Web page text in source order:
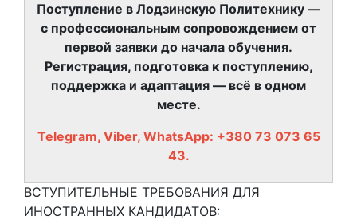
Поступление в Лодзинскую Политехнику —
с профессиональным сопровождением от
первой заявки до начала обучения.
Регистрация, подготовка к поступлению,
поддержка и адаптация — всё в одном
месте.
Telegram, Viber, WhatsApp: +380 73 073 65
43.
ВСТУПИТЕЛЬНЫЕ ТРЕБОВАНИЯ ДЛЯ
ИНОСТРАННЫХ КАНДИДАТОВ: